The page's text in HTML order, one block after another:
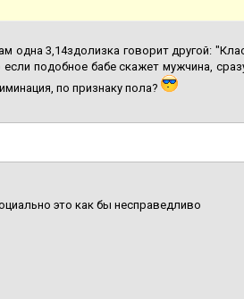
одна 3,14здолизка говорит другой:
подобное бабе скажет мужчина,
по признаку пола?
это как бы несправедливо